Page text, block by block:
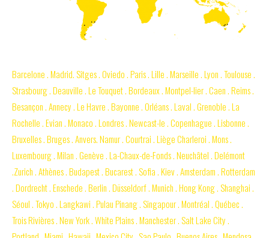
Barcelone . Madrid. Sitges . Oviedo . Paris . Lille . Marseille . Lyon . Toulouse .
Strasbourg . Deauville . Le Touquet . Bordeaux . Montpel-lier . Caen . Reims .
Besançon . Annecy . Le Havre . Bayonne . Orléans . Laval . Grenoble . La
Rochelle . Evian . Monaco . Londres . Newcast-le . Copenhague . Lisbonne .
Bruxelles . Bruges . Anvers. Namur . Courtrai . Liège Charleroi . Mons .
Luxembourg . Milan . Genève . La-Chaux-de-Fonds . Neuchâtel . Delémont
.Zurich . Athènes . Budapest . Bucarest . Sofia . Kiev . Amsterdam . Rotterdam
. Dordrecht . Enschede . Berlin . Düsseldorf . Munich . Hong Kong . Shanghai .
Séoul . Tokyo . Langkawi . Pulau Pinang . Singapour . Montréal . Québec .
Trois Rivières . New York . White Plains . Manchester . Salt Lake City .